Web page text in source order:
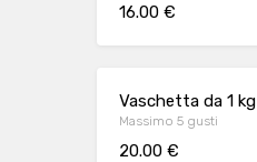
16.00 €
Vaschetta da 1 kg
Massimo 5 gusti
20.00 €